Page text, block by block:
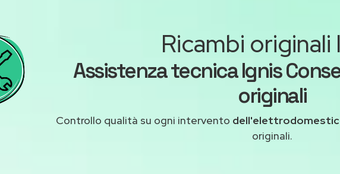
Ricambi originali
Assistenza tecnica Ignis
originali
Controllo qualità su ogni intervento
originali.